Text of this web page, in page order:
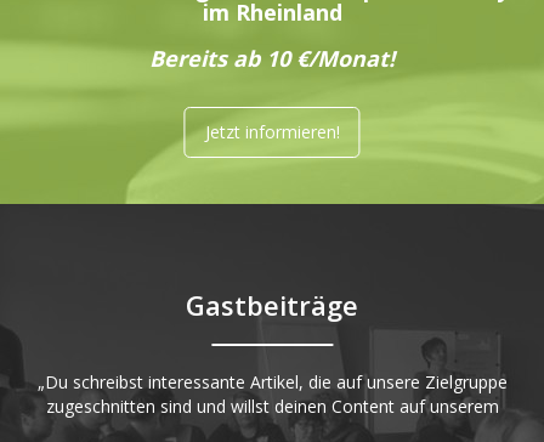
im Rheinland
Bereits ab 10 €/Monat!
Jetzt informieren!
Gastbeiträge
„Du schreibst interessante Artikel, die auf unsere Zielgruppe
zugeschnitten sind und willst deinen Content auf unserem